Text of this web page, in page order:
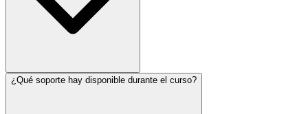
¿Qué soporte hay disponible durante el curso?